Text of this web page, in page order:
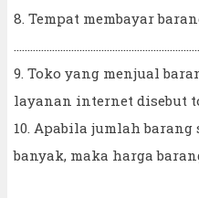
8. Tempat membayar
9. Toko yang menjual
layanan internet disebut toko
10. Apabila jumlah
banyak, maka harga barang